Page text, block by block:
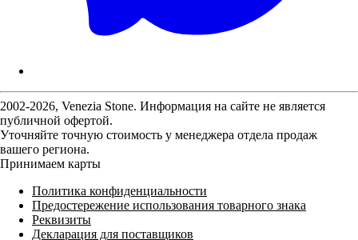
2002-2026, Venezia Stone. Информация на сайте не является
публичной офертой.
Уточняйте точную стоимость у менеджера отдела продаж
вашего региона.
Принимаем карты
Политика конфиденциальности
Предостережение использования товарного знака
Реквизиты
Декларация для поставщиков